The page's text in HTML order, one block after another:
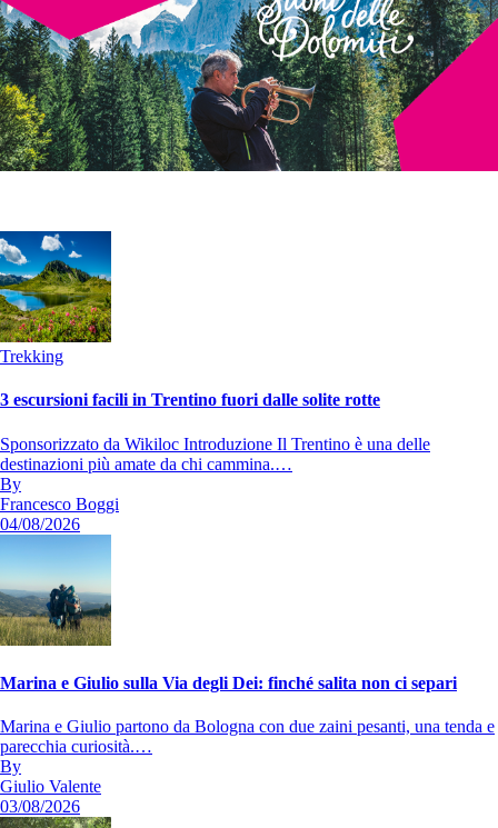
Trekking
3 escursioni facili in Trentino fuori dalle solite rotte
Sponsorizzato da Wikiloc Introduzione Il Trentino è una delle
destinazioni più amate da chi cammina.…
By
Francesco Boggi
04/08/2026
Marina e Giulio sulla Via degli Dei: finché salita non ci separi
Marina e Giulio partono da Bologna con due zaini pesanti, una tenda e
parecchia curiosità.…
By
Giulio Valente
03/08/2026